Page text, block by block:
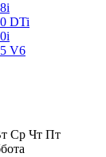
DTi
V6
Ср Чт Пт